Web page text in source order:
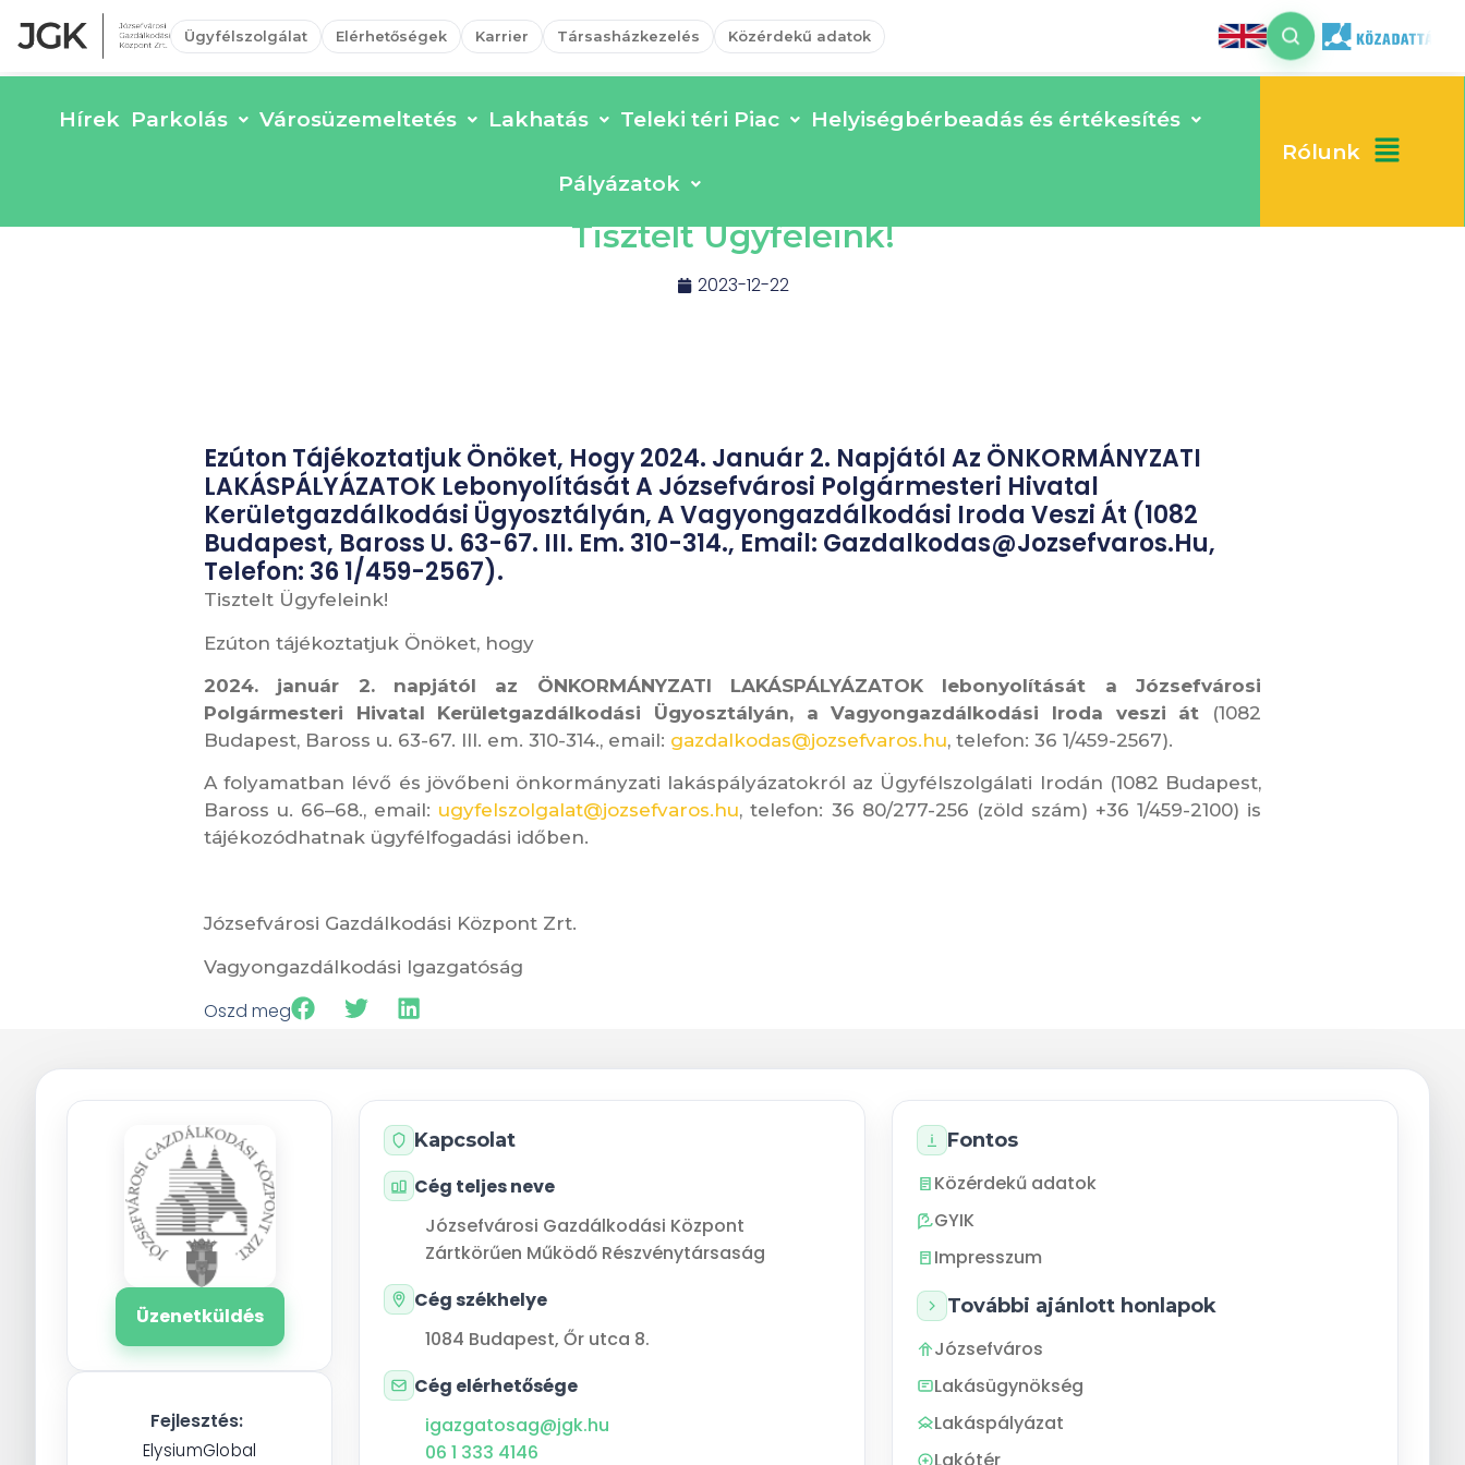
Ügyfélszolgálat Elérhetőségek Karrier Társasházkezelés Közérdekű adatok
Hírek Parkolás Városüzemeltetés Lakhatás Teleki téri Piac Helyiségbérbeadás és értékesítés
Pályázatok
Rólunk
Tisztelt Ügyfeleink!
2023-12-22
Ezúton Tájékoztatjuk Önöket, Hogy 2024. Január 2. Napjától Az ÖNKORMÁNYZATI
LAKÁSPÁLYÁZATOK Lebonyolítását A Józsefvárosi Polgármesteri Hivatal
Kerületgazdálkodási Ügyosztályán, A Vagyongazdálkodási Iroda Veszi Át (1082
Budapest, Baross U. 63-67. III. Em. 310-314., Email: Gazdalkodas@jozsefvaros.hu,
Telefon: 36 1/459-2567).
Tisztelt Ügyfeleink!
Ezúton tájékoztatjuk Önöket, hogy
2024. január 2. napjától az ÖNKORMÁNYZATI LAKÁSPÁLYÁZATOK lebonyolítását a Józsefvárosi
Polgármesteri Hivatal Kerületgazdálkodási Ügyosztályán, a Vagyongazdálkodási Iroda veszi át (1082
Budapest, Baross u. 63-67. III. em. 310-314., email: gazdalkodas@jozsefvaros.hu, telefon: 36 1/459-2567).
A folyamatban lévő és jövőbeni önkormányzati lakáspályázatokról az Ügyfélszolgálati Irodán (1082 Budapest,
Baross u. 66–68., email: ugyfelszolgalat@jozsefvaros.hu, telefon: 36 80/277-256 (zöld szám) +36 1/459-2100) is
tájékozódhatnak ügyfélfogadási időben.
Józsefvárosi Gazdálkodási Központ Zrt.
Vagyongazdálkodási Igazgatóság
Oszd meg
Üzenetküldés
Fejlesztés:
ElysiumGlobal
Kapcsolat
Cég teljes neve
Józsefvárosi Gazdálkodási Központ
Zártkörűen Működő Részvénytársaság
Cég székhelye
1084 Budapest,Őr utca 8.
Cég elérhetősége
igazgatosag@jgk.hu
06 1 333 4146
Fontos
Közérdekű adatok
GYIK
Impresszum
További ajánlott honlapok
Józsefváros
Lakásügynökség
Lakáspályázat